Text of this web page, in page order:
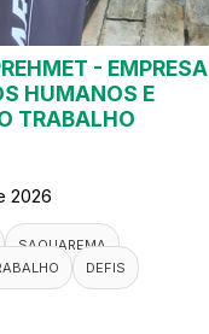
- EMPRESA
HUMANOS E
TRABALHO
2026
SAQUAREMA
DEFIS